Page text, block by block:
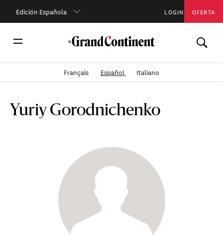
Edición Española LOGIN OFERTA
Français Español Italiano
Yuriy Gorodnichenko